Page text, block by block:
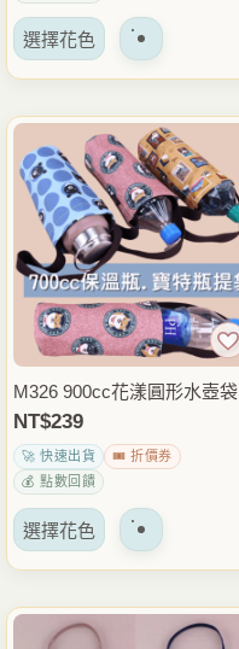
擇
選
項
選擇花色 該
有
多
種
變
體。
可
以
在
產
頁
上
擇
M326 900cc花漾圓形水壺袋
手提水壺提袋 飲料杯袋 保溫
瓶袋 外出通勤隨身提袋 雨朵
防水包
NT$239
🚀 快速出貨
🎟️ 折價券
💰 點數回饋
選擇花色 該
有